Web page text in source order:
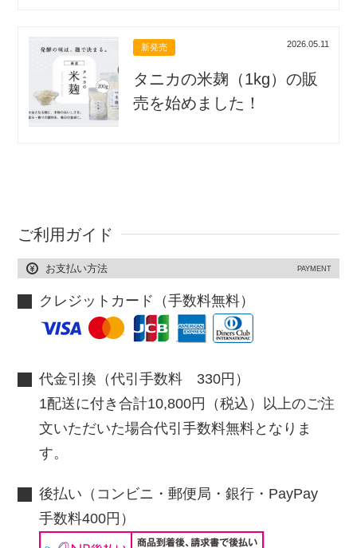
新発売 2026.05.11
タニカの米麹（1kg）の販
売を始めました！
ご利用ガイド
お支払い方法 PAYMENT
クレジットカード（手数料無料）
代金引換（代引手数料 330円）
1配送に付き合計10,800円（税込）以上のご注
文いただいた場合代引手数料無料となりま
す。
後払い（コンビニ・郵便局・銀行・PayPay
手数料400円）